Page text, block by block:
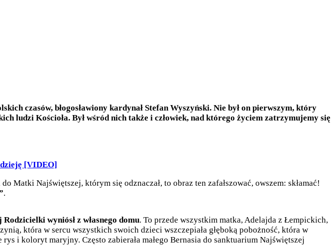
czasów, błogosławiony kardynał Stefan Wyszyński. Nie był on pierwszym, który
ludzi Kościoła. Był wśród nich także i człowiek, nad którego życiem zatrzymujemy się
[VIDEO]
Matki Najświętszej, którym się odznaczał, to obraz ten zafałszować, owszem: skłamać!
.
wyniósł z własnego domu. To przede wszystkim matka, Adelajda z Łempickich,
która w sercu wszystkich swoich dzieci wszczepiała głęboką pobożność, która w
i koloryt maryjny. Często zabierała małego Bernasia do sanktuarium Najświętszej